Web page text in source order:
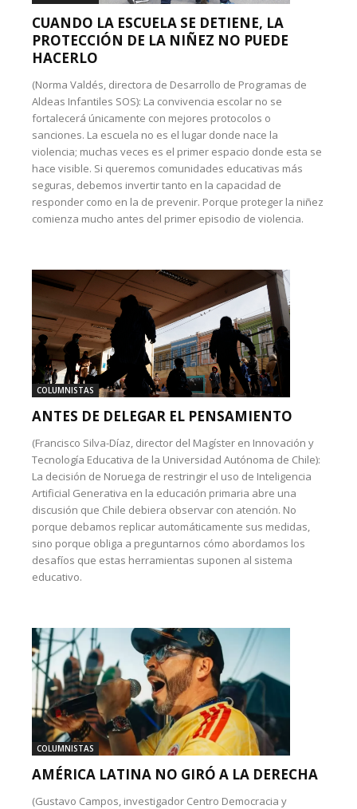
CUANDO LA ESCUELA SE DETIENE, LA
PROTECCIÓN DE LA NIÑEZ NO PUEDE
HACERLO
(Norma Valdés, directora de Desarrollo de Programas de
Aldeas Infantiles SOS): La convivencia escolar no se
fortalecerá únicamente con mejores protocolos o
sanciones. La escuela no es el lugar donde nace la
violencia; muchas veces es el primer espacio donde esta se
hace visible. Si queremos comunidades educativas más
seguras, debemos invertir tanto en la capacidad de
responder como en la de prevenir. Porque proteger la niñez
comienza mucho antes del primer episodio de violencia.
COLUMNISTAS
ANTES DE DELEGAR EL PENSAMIENTO
(Francisco Silva-Díaz, director del Magíster en Innovación y
Tecnología Educativa de la Universidad Autónoma de Chile):
La decisión de Noruega de restringir el uso de Inteligencia
Artificial Generativa en la educación primaria abre una
discusión que Chile debiera observar con atención. No
porque debamos replicar automáticamente sus medidas,
sino porque obliga a preguntarnos cómo abordamos los
desafíos que estas herramientas suponen al sistema
educativo.
COLUMNISTAS
AMÉRICA LATINA NO GIRÓ A LA DERECHA
(Gustavo Campos, investigador Centro Democracia y